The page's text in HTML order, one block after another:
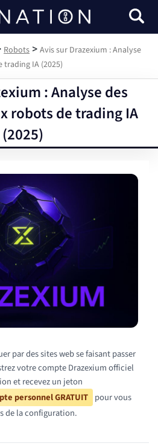
Bitnation
Robots > Avis sur Drazexium : Analyse
trading IA (2025)
: Analyse des
robots de trading IA
(2025)
par des sites web se faisant passer
votre compte Drazexium officiel
et recevez un jeton
personnel GRATUIT pour vous
de la configuration.